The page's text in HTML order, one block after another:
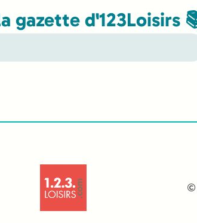
gazette d'123Loisirs